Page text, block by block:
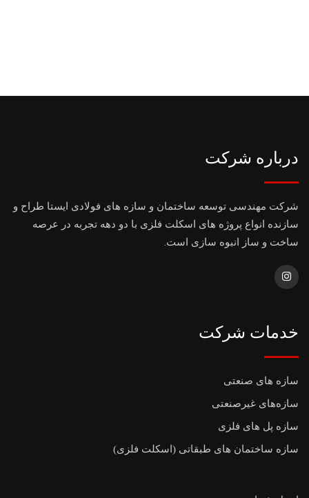
درباره شرکت
شرکت مهندسی توسعه ساختمان و سازه های فولادی ایستا طراح و
سازنده انواع پروژه های اسکلت فلزی با دو دهه تجربه در عرصه
ساخت و ساز انبوه سازی است.
خدمات شرکت
سازه های صنعتی
سازه‌های غیرصنعتی
سازه پل های فلزی
سازه ساختمان های طبقاتی (اسکلت فلزی)